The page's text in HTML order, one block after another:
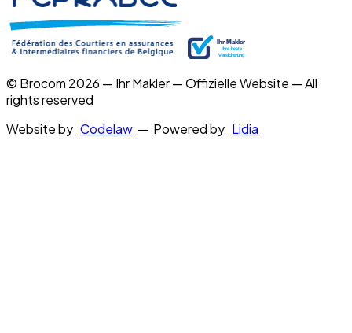
© Brocom 2026 — Ihr Makler — Offizielle Website — All
rights reserved
Website by Codelaw — Powered by Lidia